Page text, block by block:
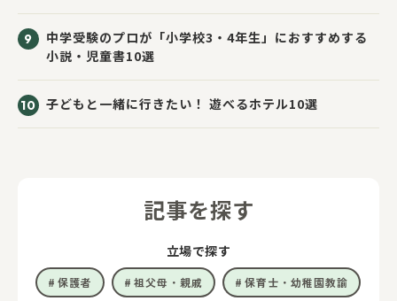
中学受験のプロが「小学校3・4年生」におすすめする
小説・児童書10選
子どもと一緒に行きたい！ 遊べるホテル10選
記事を探す
立場で探す
保護者 祖父母・親戚 保育士・幼稚園教諭